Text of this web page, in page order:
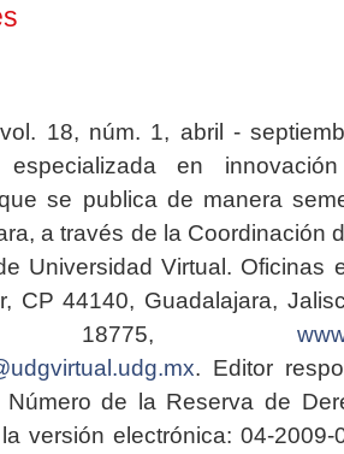
vol. 18, núm. 1, abril -
especializada en
se publica de manera
a través de la Coordinación
Universidad Virtual. Oficinas
CP 44140, Guadalajara,
18775,
. Editor
Número de la Reserva de
versión electrónica: 04-2009-